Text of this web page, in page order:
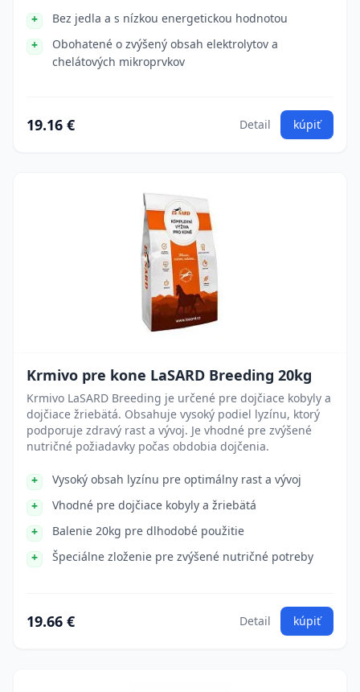
Bez jedla a s nízkou energetickou hodnotou
Obohatené o zvýšený obsah elektrolytov a
chelátových mikroprvkov
19.16 € Detail kúpiť
Krmivo pre kone LaSARD Breeding 20kg
Krmivo LaSARD Breeding je určené pre dojčiace kobyly a
dojčiace žriebätá. Obsahuje vysoký podiel lyzínu, ktorý
podporuje zdravý rast a vývoj. Je vhodné pre zvýšené
nutričné požiadavky počas obdobia dojčenia.
Vysoký obsah lyzínu pre optimálny rast a vývoj
Vhodné pre dojčiace kobyly a žriebätá
Balenie 20kg pre dlhodobé použitie
Špeciálne zloženie pre zvýšené nutričné potreby
19.66 € Detail kúpiť